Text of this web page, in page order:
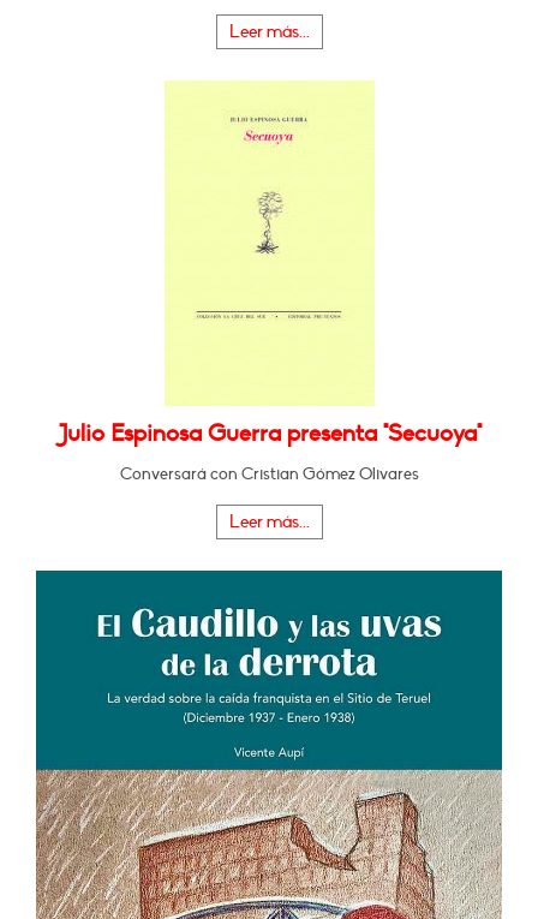
Leer más...
Julio Espinosa Guerra presenta "Secuoya"
Conversará con Cristian Gómez Olivares
Leer más...